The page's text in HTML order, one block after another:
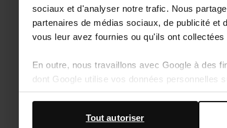
sociaux et d'analyser notre trafic. Nous
partenaires de médias sociaux, de publicité
vous leur avez fournies ou qu'ils ont
En outre, nous travaillons avec Google à des
dont Google utilise vos données personnelles
Tout autoriser